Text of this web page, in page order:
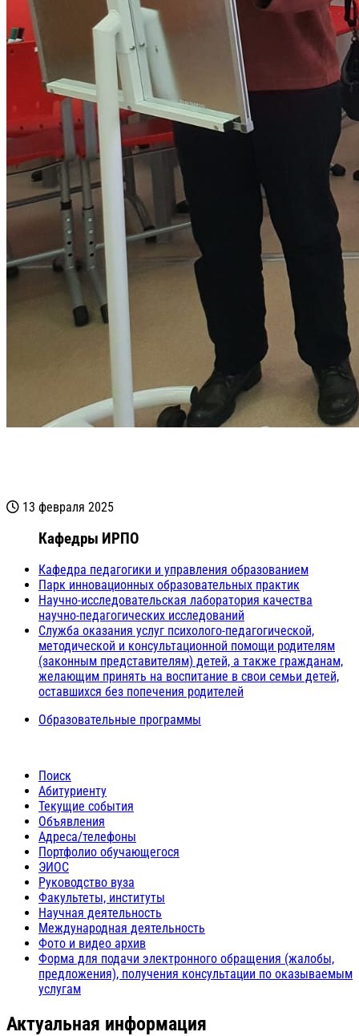
13 февраля 2025
Кафедры ИРПО
Кафедра педагогики и управления образованием
Парк инновационных образовательных практик
Научно-исследовательская лаборатория качества
научно-педагогических исследований
Служба оказания услуг психолого-педагогической,
методической и консультационной помощи родителям
(законным представителям) детей, а также гражданам,
желающим принять на воспитание в свои семьи детей,
оставшихся без попечения родителей
Образовательные программы
Поиск
Абитуриенту
Текущие события
Объявления
Адреса/телефоны
Портфолио обучающегося
ЭИОС
Руководство вуза
Факультеты, институты
Научная деятельность
Международная деятельность
Фото и видео архив
Форма для подачи электронного обращения (жалобы,
предложения), получения консультации по оказываемым
услугам
Актуальная информация